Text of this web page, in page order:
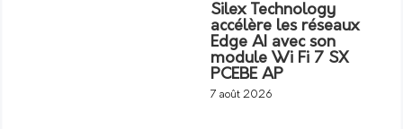
Silex Technology
accélère les réseaux
Edge AI avec son
module Wi Fi 7 SX
PCEBE AP
7 août 2026